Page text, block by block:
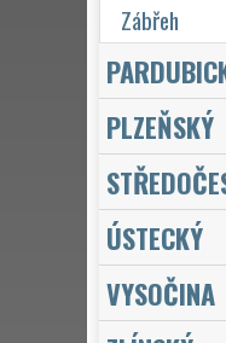
Zábřeh
PLZEŇSKÝ
ÚSTECKÝ
VYSOČINA